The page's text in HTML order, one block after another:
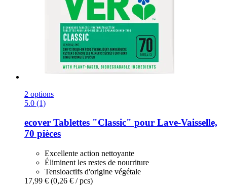
2 options
5.0 (1)
ecover Tablettes "Classic" pour Lave-​Vaisselle,
70 pièces
Excellente action nettoyante
Éliminent les restes de nourriture
Tensioactifs d'origine végétale
17,99 € (0,26 € / pcs)